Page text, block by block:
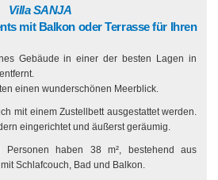
Villa SANJA
mit Balkon oder Terrasse für Ihren
Gebäude in einer der besten Lagen in
einen wunderschönen Meerblick.
mit einem Zustellbett ausgestattet werden.
eingerichtet und äußerst geräumig.
Personen haben 38 m², bestehend aus
Schlafcouch, Bad und Balkon.